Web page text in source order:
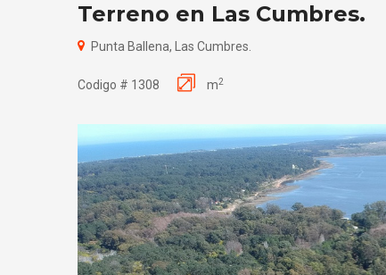
Terreno en Las Cumbres.
Punta Ballena, Las Cumbres.
Codigo # 1308 m2